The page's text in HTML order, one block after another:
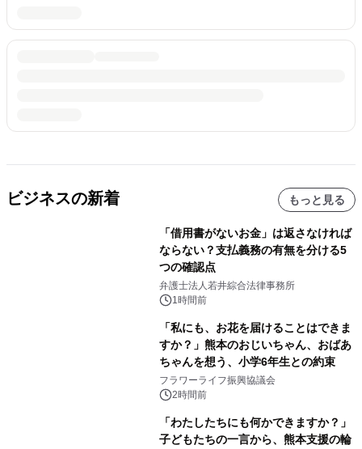
ビジネスの新着 もっと見る
「借用書がないお金」は返さなければ
ならない？支払義務の有無を分ける5
つの確認点
弁護士法人若井綜合法律事務所
1時間前
「私にも、お花を届けることはできま
すか？」熊本のおじいちゃん、おばあ
ちゃんを想う、小学6年生との約束
フラワーライフ振興協議会
2時間前
「わたしたちにも何かできますか？」
子どもたちの一言から、熊本支援の輪